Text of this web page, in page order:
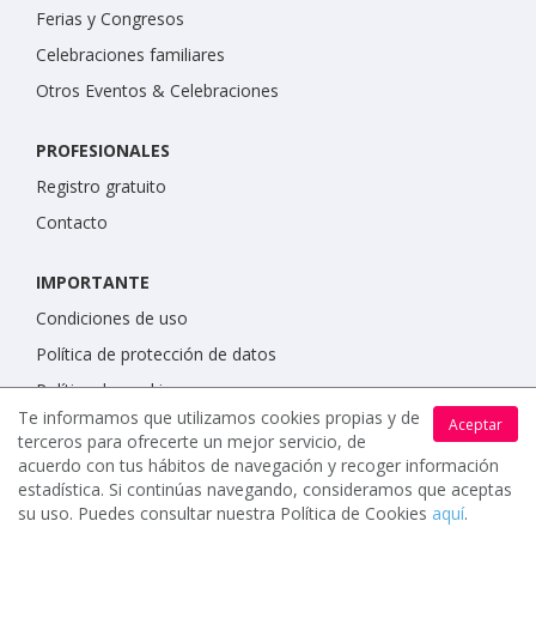
Ferias y Congresos
Celebraciones familiares
Otros Eventos & Celebraciones
PROFESIONALES
Registro gratuito
Contacto
IMPORTANTE
Condiciones de uso
Política de protección de datos
Política de cookies
Aceptar
Te informamos que utilizamos cookies propias y de
terceros para ofrecerte un mejor servicio, de
acuerdo con tus hábitos de navegación y recoger información
estadística. Si continúas navegando, consideramos que aceptas
su uso. Puedes consultar nuestra Política de Cookies aquí.